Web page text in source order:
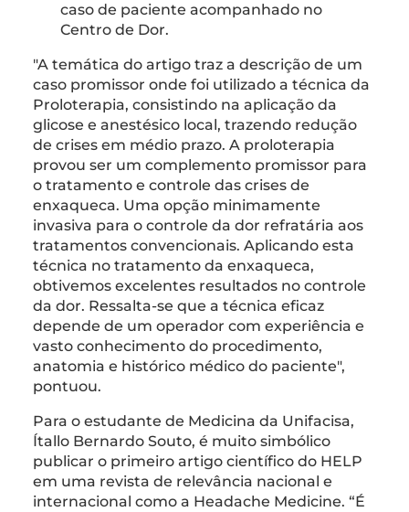
caso de paciente acompanhado no
Centro de Dor.
"A temática do artigo traz a descrição de um
caso promissor onde foi utilizado a técnica da
Proloterapia, consistindo na aplicação da
glicose e anestésico local, trazendo redução
de crises em médio prazo. A proloterapia
provou ser um complemento promissor para
o tratamento e controle das crises de
enxaqueca. Uma opção minimamente
invasiva para o controle da dor refratária aos
tratamentos convencionais. Aplicando esta
técnica no tratamento da enxaqueca,
obtivemos excelentes resultados no controle
da dor. Ressalta-se que a técnica eficaz
depende de um operador com experiência e
vasto conhecimento do procedimento,
anatomia e histórico médico do paciente",
pontuou.
Para o estudante de Medicina da Unifacisa,
Ítallo Bernardo Souto, é muito simbólico
publicar o primeiro artigo científico do HELP
em uma revista de relevância nacional e
internacional como a Headache Medicine. “É